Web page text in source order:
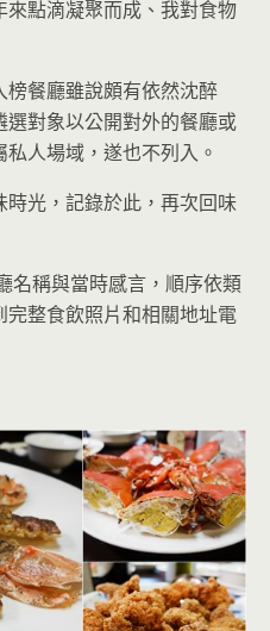
點滴凝聚而成、我對食物
餐廳雖說頗有依然沈醉
對象以公開對外的餐廳或
人場域，遂也不列入。
光，記錄於此，再次回味
名稱與當時感言，順序依類
整食飲照片和相關地址電